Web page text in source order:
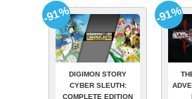
DIGIMON STORY
CYBER SLEUTH:
COMPLETE EDITION
-91% -91%